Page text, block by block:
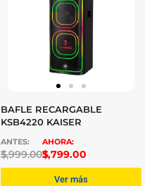
BAFLE RECARGABLE
KSB4220 KAISER
$
3,999.00$
3,799.00
Ver más